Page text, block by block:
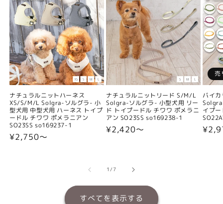
ナチュラルニットハーネス
XS/S/M/L Solgra-ソルグラ- 小
型犬用 中型犬用 ハーネス トイプ
ードル チワワ ポメラニアン
SO23SS so169237-1
通
¥2,750〜
ナチュラルニットリード S/M/L
Solgra-ソルグラ- 小型犬用 リー
ド トイプードル チワワ ポメラニ
アン SO23SS so169238-1
通
¥2,420〜
売
バイ
イプ
通
1/の
7
すべてを表示する